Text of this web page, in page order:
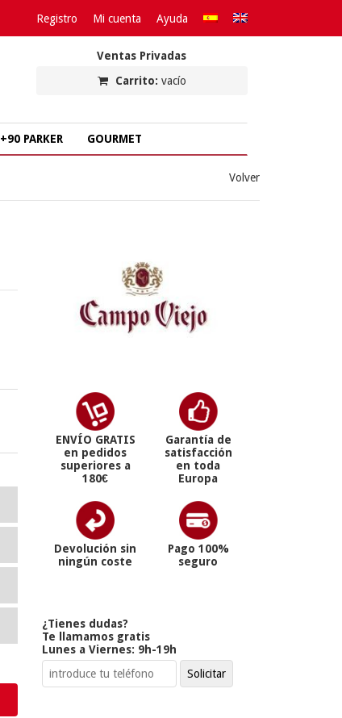
Registro Mi cuenta Ayuda
Ventas Privadas
Carrito: vacío
+90 PARKER GOURMET
Volver
ENVÍO GRATIS
en pedidos
superiores a
180€
Garantía de
satisfacción
en toda
Europa
Devolución sin
ningún coste
Pago 100%
seguro
¿Tienes dudas?
Te llamamos gratis
Lunes a Viernes: 9h-19h